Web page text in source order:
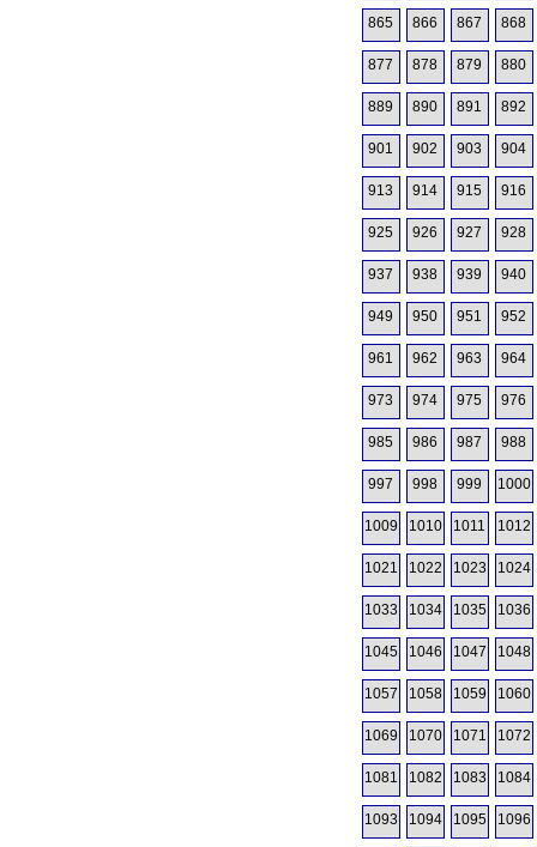
865 866 867 868
877 878 879 880
889 890 891 892
901 902 903 904
913 914 915 916
925 926 927 928
937 938 939 940
949 950 951 952
961 962 963 964
973 974 975 976
985 986 987 988
997 998 999 1000
1009 1010 1011 1012
1021 1022 1023 1024
1033 1034 1035 1036
1045 1046 1047 1048
1057 1058 1059 1060
1069 1070 1071 1072
1081 1082 1083 1084
1093 1094 1095 1096